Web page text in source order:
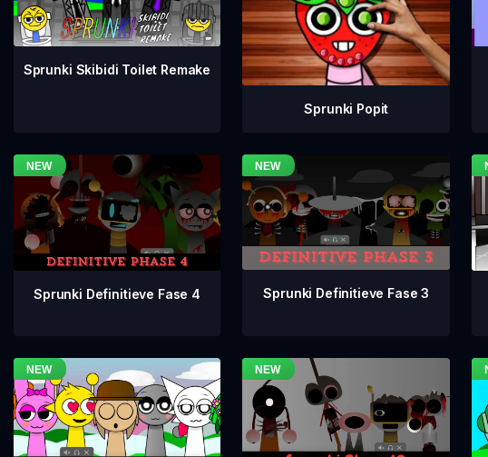
Sprunki Skibidi Toilet Remake
Sprunki Popit
Sprunki Definitieve Fase 4 Sprunki Definitieve Fase 3